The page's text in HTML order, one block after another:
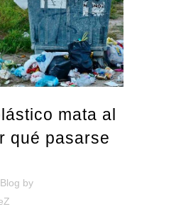
mata al
qué pasarse
Blog by